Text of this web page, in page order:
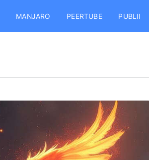
MANJARO PEERTUBE PUBLII